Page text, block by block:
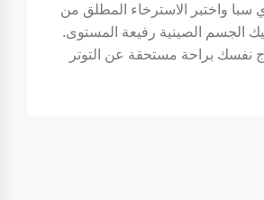
سبا واختبر الاسترخاء المطلق من
الجسم الصينية رفيعة المستوى.
نفسك براحة مستحقة عن التوتر